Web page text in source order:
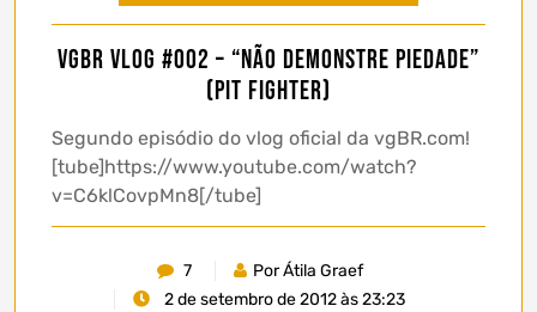
vgBR Vlog #002 – “Não Demonstre Piedade”
(Pit Fighter)
Segundo episódio do vlog oficial da vgBR.com!
[tube]https://www.youtube.com/watch?
v=C6klCovpMn8[/tube]
7
Por Átila Graef
2 de setembro de 2012 às 23:23